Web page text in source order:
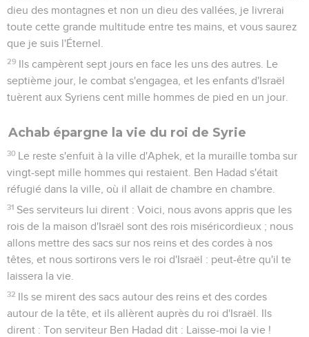
dieu des montagnes et non un dieu des vallées, je livrerai
toute cette grande multitude entre tes mains, et vous saurez
que je suis l'Éternel.
29 Ils campèrent sept jours en face les uns des autres. Le
septième jour, le combat s'engagea, et les enfants d'Israël
tuèrent aux Syriens cent mille hommes de pied en un jour.
Achab épargne la vie du roi de Syrie
30 Le reste s'enfuit à la ville d'Aphek, et la muraille tomba sur
vingt-sept mille hommes qui restaient. Ben Hadad s'était
réfugié dans la ville, où il allait de chambre en chambre.
31 Ses serviteurs lui dirent : Voici, nous avons appris que les
rois de la maison d'Israël sont des rois miséricordieux ; nous
allons mettre des sacs sur nos reins et des cordes à nos
têtes, et nous sortirons vers le roi d'Israël : peut-être qu'il te
laissera la vie.
32 Ils se mirent des sacs autour des reins et des cordes
autour de la tête, et ils allèrent auprès du roi d'Israël. Ils
dirent : Ton serviteur Ben Hadad dit : Laisse-moi la vie !